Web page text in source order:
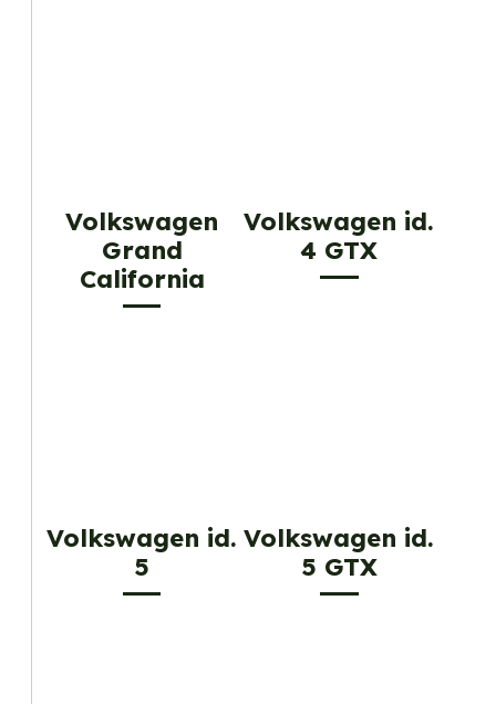
Volkswagen
Grand
California
Volkswagen id.
4 GTX
Volkswagen id.
5
Volkswagen id.
5 GTX